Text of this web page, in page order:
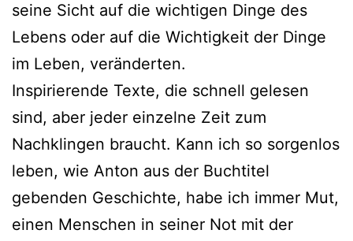
seine Sicht auf die wichtigen Dinge des
Lebens oder auf die Wichtigkeit der Dinge
im Leben, veränderten.
Inspirierende Texte, die schnell gelesen
sind, aber jeder einzelne Zeit zum
Nachklingen braucht. Kann ich so sorgenlos
leben, wie Anton aus der Buchtitel
gebenden Geschichte, habe ich immer Mut,
einen Menschen in seiner Not mit der